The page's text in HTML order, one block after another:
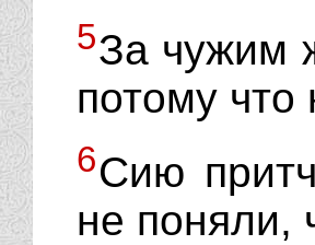
5За чужим
потому что
6Сию
не поняли,